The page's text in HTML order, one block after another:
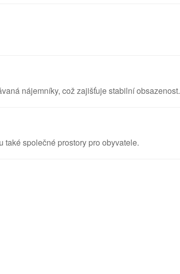
nájemníky, což zajišťuje stabilní obsazenost.
společné prostory pro obyvatele.